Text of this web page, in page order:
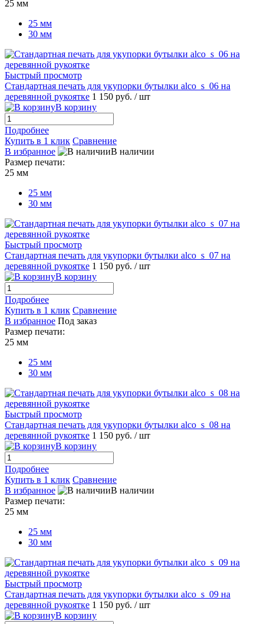
25 мм
25 мм
30 мм
Быстрый просмотр
Стандартная печать для укупорки бутылки alco_s_06 на
деревянной рукоятке 1 150 руб. / шт
В корзину
Подробнее
Купить в 1 клик Сравнение
В избранное
В наличии
Размер печати:
25 мм
25 мм
30 мм
Быстрый просмотр
Стандартная печать для укупорки бутылки alco_s_07 на
деревянной рукоятке 1 150 руб. / шт
В корзину
Подробнее
Купить в 1 клик Сравнение
В избранное Под заказ
Размер печати:
25 мм
25 мм
30 мм
Быстрый просмотр
Стандартная печать для укупорки бутылки alco_s_08 на
деревянной рукоятке 1 150 руб. / шт
В корзину
Подробнее
Купить в 1 клик Сравнение
В избранное
В наличии
Размер печати:
25 мм
25 мм
30 мм
Быстрый просмотр
Стандартная печать для укупорки бутылки alco_s_09 на
деревянной рукоятке 1 150 руб. / шт
В корзину